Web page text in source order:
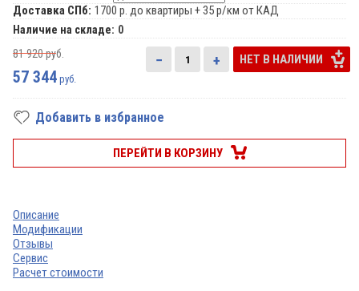
Доставка СПб: 1700 р. до квартиры + 35 р/км от КАД
Наличие на складе: 0
81 920руб.
57 344 руб.
− + НЕТ В НАЛИЧИИ
Добавить в избранное
ПЕРЕЙТИ В КОРЗИНУ
Описание
Модификации
Отзывы
Сервис
Расчет стоимости